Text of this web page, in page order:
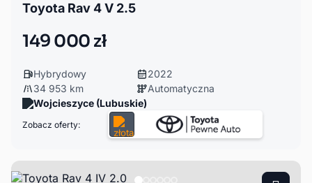
Toyota Rav 4 V 2.5
149 000 zł
Hybrydowy
2022
34 953 km
Automatyczna
Wojcieszyce (Lubuskie)
Zobacz oferty: